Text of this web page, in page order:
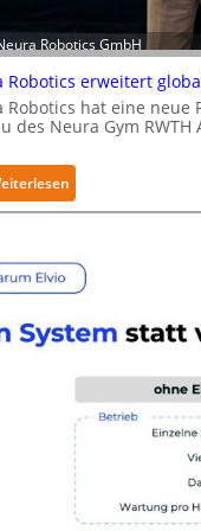
i
t
y
-
L
v
e
Z
z
Robotics GmbH
Robotics erweitert
Robotics hat eine neue
des Neura Gym
:
N
R
b
o
c
s